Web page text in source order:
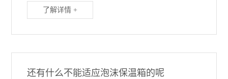
了解详情 +
还有什么不能适应泡沫保温箱的呢